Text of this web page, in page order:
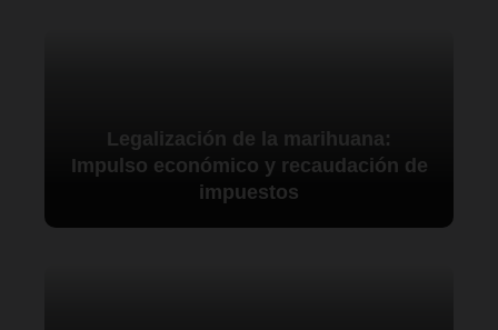
Legalización de la marihuana:
Impulso económico y recaudación de
impuestos